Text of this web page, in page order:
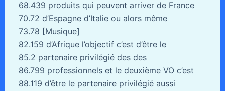
68.439 produits qui peuvent arriver de France
70.72 d’Espagne d’Italie ou alors même
73.78 [Musique]
82.159 d’Afrique l’objectif c’est d’être le
85.2 partenaire privilégié des des
86.799 professionnels et le deuxième VO c’est
88.119 d’être le partenaire privilégié aussi